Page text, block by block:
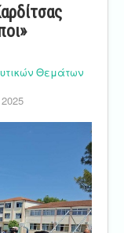
Θεμάτων